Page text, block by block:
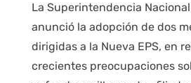
La Superintendencia
anunció la adopción de dos
dirigidas a la Nueva EPS, en
crecientes preocupaciones